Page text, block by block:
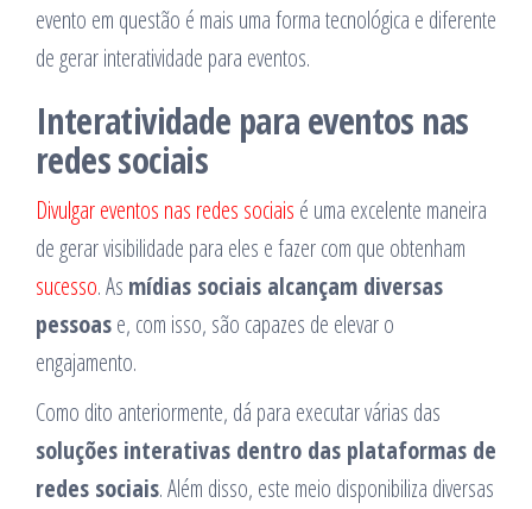
evento em questão é mais uma forma tecnológica e diferente
de gerar interatividade para eventos.
Interatividade para eventos nas
redes sociais
Divulgar eventos nas redes sociais é uma excelente maneira
de gerar visibilidade para eles e fazer com que obtenham
sucesso. As mídias sociais alcançam diversas
pessoase, com isso, são capazes de elevar o
engajamento.
Como dito anteriormente, dá para executar várias das
soluções interativas dentro das plataformas de
redes sociais. Além disso, este meio disponibiliza diversas